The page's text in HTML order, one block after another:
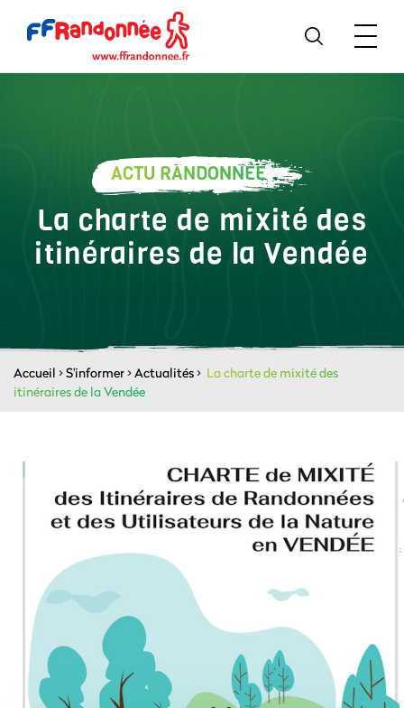
ACTU RANDONNÉE
La charte de mixité des
itinéraires de la Vendée
Accueil >S'informer>Actualités> La charte de mixité des
itinéraires de la Vendée